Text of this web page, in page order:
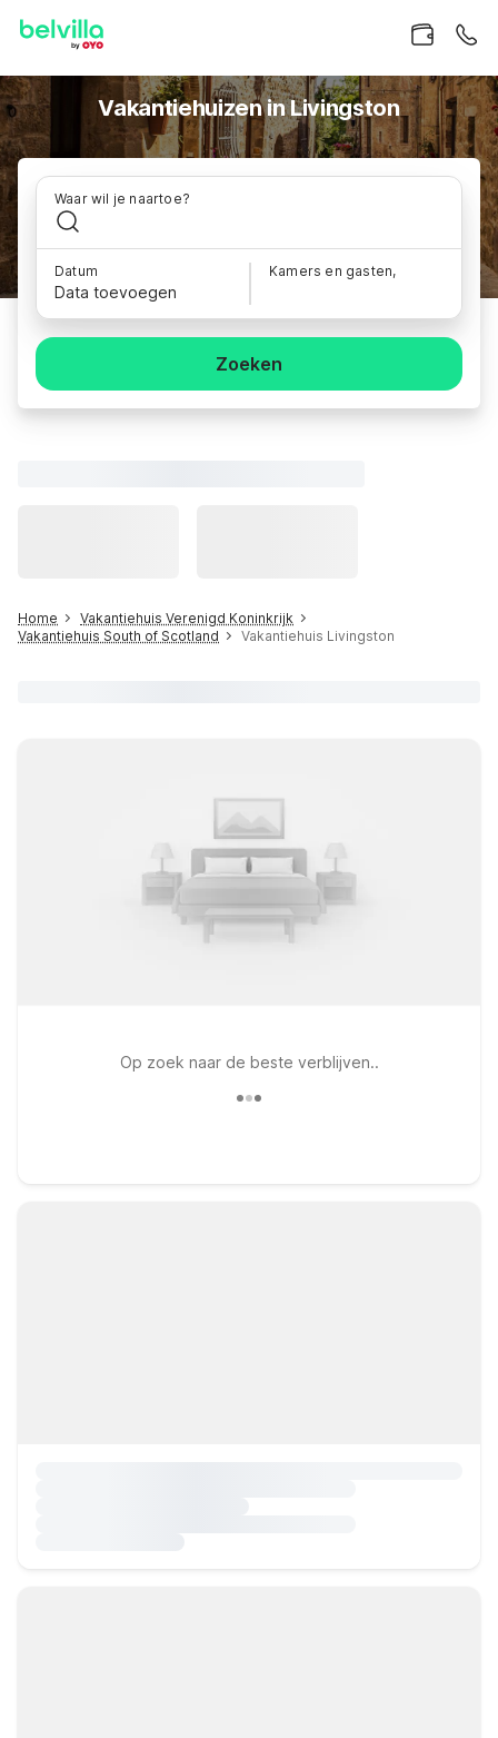
Vakantiehuizen in Livingston
Waar wil je naartoe?
Datum
Data toevoegen
Kamers en gasten,
Zoeken
Home
Vakantiehuis Verenigd Koninkrijk
Vakantiehuis South of Scotland
Vakantiehuis Livingston
Op zoek naar de beste verblijven..